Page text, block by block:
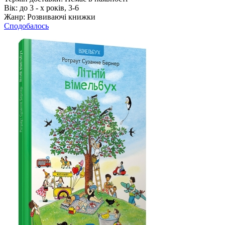
Вік: до 3 - х років, 3-6
Жанр: Розвиваючі книжки
Сподобалось